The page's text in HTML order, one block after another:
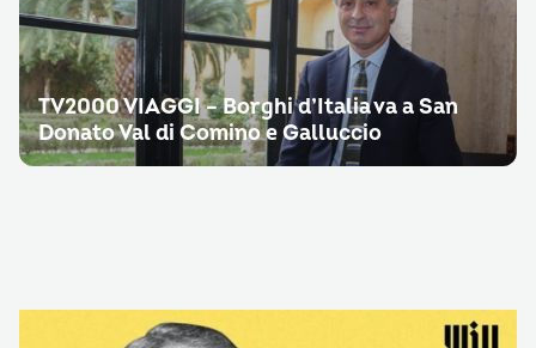
TV2000 VIAGGI – Borghi d’Italia va a San
Donato Val di Comino e Galluccio